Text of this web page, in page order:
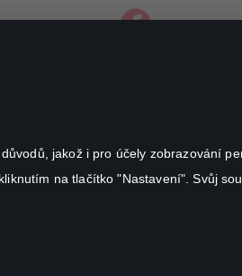
jakož i pro účely zobrazování
na tlačítko "Nastavení". Svůj
facebook
Canal+ Luxembourg S. à r.l. se